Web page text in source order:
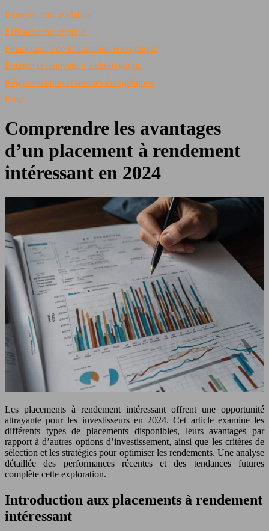
Énergies renouvelables
Efficacité énergétique
Financement de la transition énergétique
Énergie et innovation technologique
Réglementation et normes énergétiques
Blog
Comprendre les avantages
d’un placement à rendement
intéressant en 2024
Les placements à rendement intéressant offrent une opportunité
attrayante pour les investisseurs en 2024. Cet article examine les
différents types de placements disponibles, leurs avantages par
rapport à d’autres options d’investissement, ainsi que les critères de
sélection et les stratégies pour optimiser les rendements. Une analyse
détaillée des performances récentes et des tendances futures
complète cette exploration.
Introduction aux placements à rendement
intéressant